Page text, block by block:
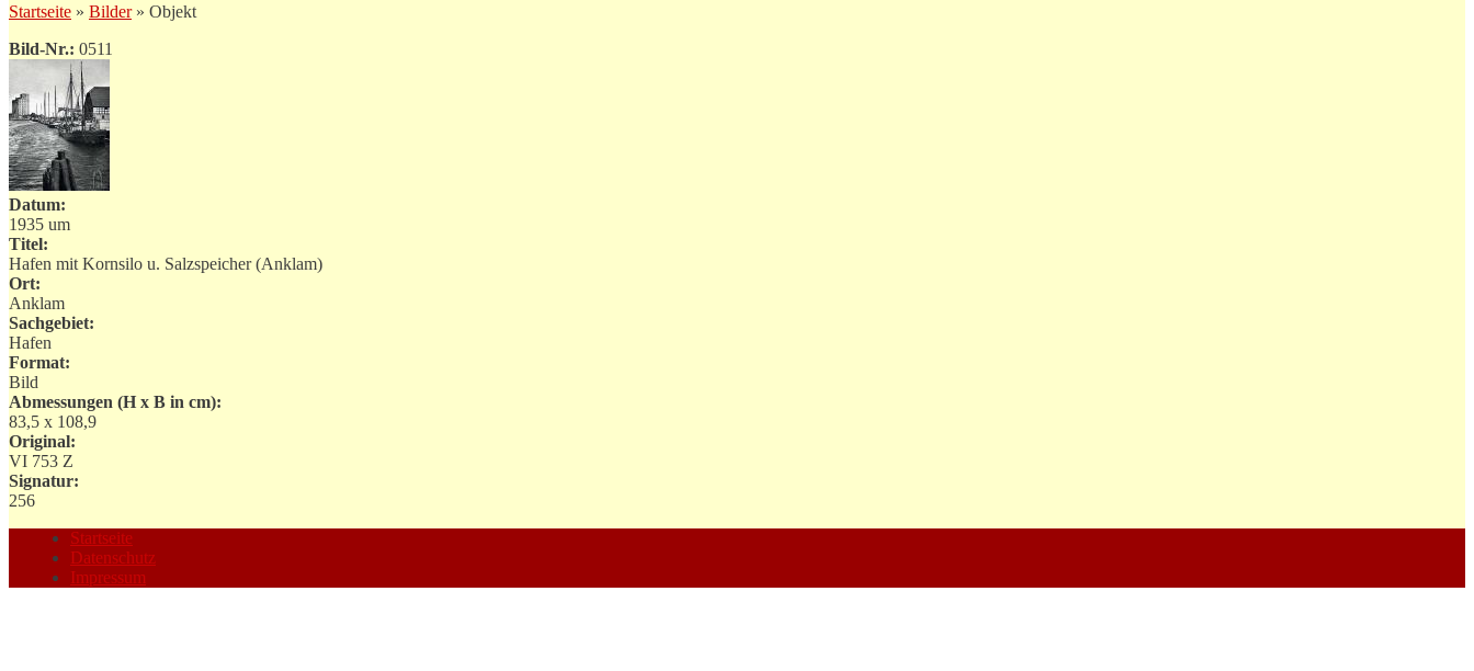
Startseite » Bilder» Objekt
Bild-Nr.: 0511
Datum:
1935 um
Titel:
Hafen mit Kornsilo u. Salzspeicher (Anklam)
Ort:
Anklam
Sachgebiet:
Hafen
Format:
Bild
Abmessungen (H x B in cm):
83,5 x 108,9
Original:
VI 753 Z
Signatur:
256
Startseite
Datenschutz
Impressum